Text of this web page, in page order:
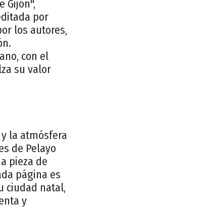
Gijón",
por
los autores,
con el
su valor
la atmósfera
de Pelayo
pieza de
página es
ciudad natal,
y